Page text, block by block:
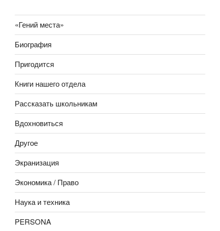
«Гений места»
Биография
Пригодится
Книги нашего отдела
Рассказать школьникам
Вдохновиться
Другое
Экранизация
Экономика / Право
Наука и техника
PERSONA